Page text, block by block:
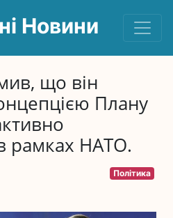
Новини
що він
Плану
рамках НАТО.
Політика